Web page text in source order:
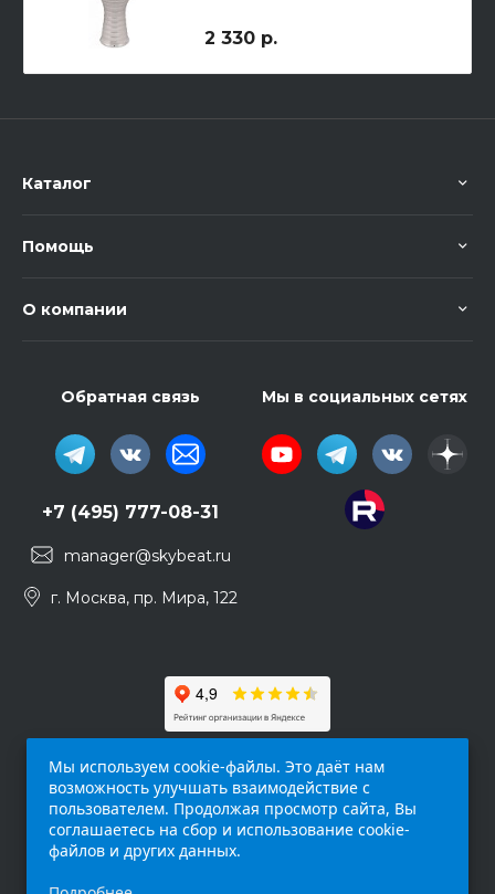
2 330 р.
Каталог
Помощь
О компании
Обратная связь
+7 (495) 777-08-31
manager@skybeat.ru
г. Москва, пр. Мира, 122
Мы в социальных сетях
Мы используем cookie-файлы. Это даёт нам
возможность улучшать взаимодействие с
пользователем. Продолжая просмотр сайта, Вы
соглашаетесь на сбор и использование cookie-
файлов и других данных.